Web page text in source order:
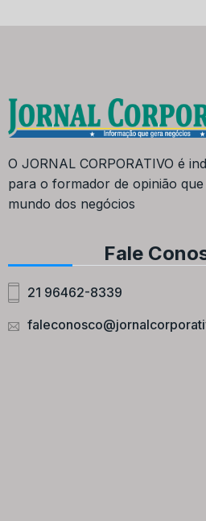
O JORNAL CORPORATIVO é
para o formador de opinião
mundo dos negócios
Fale
21 96462-8339